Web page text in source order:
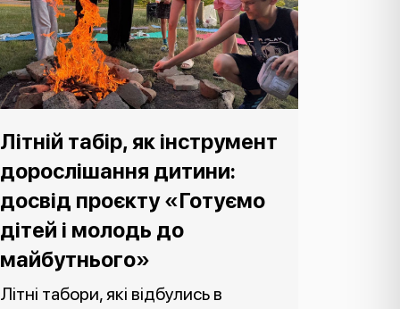
Літній табір, як інструмент
дорослішання дитини:
досвід проєкту «Готуємо
дітей і молодь до
майбутнього»
Літні табори, які відбулись в